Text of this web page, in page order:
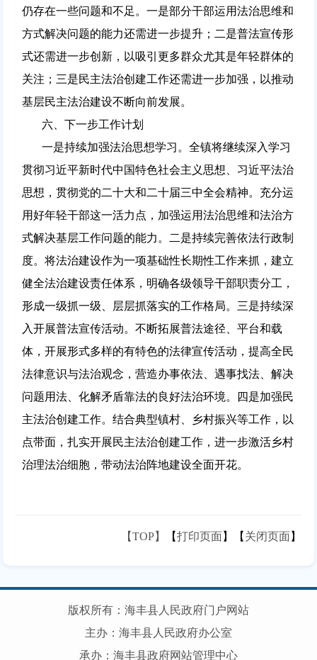
仍存在一些问题和不足。一是部分干部运用法治思维和
方式解决问题的能力还需进一步提升；二是普法宣传形
式还需进一步创新，以吸引更多群众尤其是年轻群体的
关注；三是民主法治创建工作还需进一步加强，以推动
基层民主法治建设不断向前发展。
六、下一步工作计划
一是持续加强法治思想学习。全镇将继续深入学习
贯彻习近平新时代中国特色社会主义思想、习近平法治
思想，贯彻党的二十大和二十届三中全会精神。充分运
用好年轻干部这一活力点，加强运用法治思维和法治方
式解决基层工作问题的能力。二是持续完善依法行政制
度。将法治建设作为一项基础性长期性工作来抓，建立
健全法治建设责任体系，明确各级领导干部职责分工，
形成一级抓一级、层层抓落实的工作格局。三是持续深
入开展普法宣传活动。不断拓展普法途径、平台和载
体，开展形式多样的有特色的法律宣传活动，提高全民
法律意识与法治观念，营造办事依法、遇事找法、解决
问题用法、化解矛盾靠法的良好法治环境。四是加强民
主法治创建工作。结合典型镇村、乡村振兴等工作，以
点带面，扎实开展民主法治创建工作，进一步激活乡村
治理法治细胞，带动法治阵地建设全面开花。
【TOP】 【打印页面】【 关闭页面】
版权所有：海丰县人民政府门户网站
主办：海丰县人民政府办公室
承办：海丰县政府网站管理中心